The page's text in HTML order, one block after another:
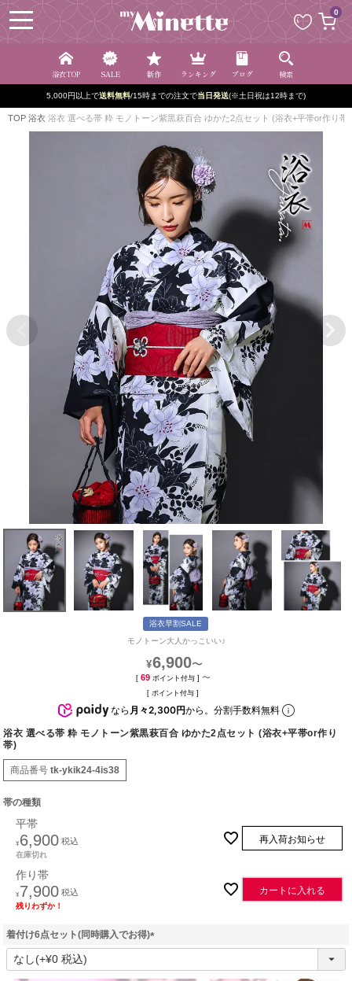
0
浴衣TOP SALE 新作 ランキング ブログ 検索
5,000円以上で送料無料/15時までの注文で当日発送(※土日祝は12時まで)
TOP 浴衣 浴衣 選べる帯 粋 モノトーン紫黒萩百合 ゆかた2点セット (浴衣+平帯or作り帯)
浴衣早割SALE
モノトーン大人かっこいい♪
¥6,900〜
[ 69 ポイント付与 ] 〜
[ ポイント付与 ]
なら 月々2,300円から。分割手数料無料
浴衣 選べる帯 粋 モノトーン紫黒萩百合 ゆかた2点セット (浴衣+平帯or作り
帯)
商品番号 tk-ykik24-4is38
帯の種類
平帯
¥ 6,900 税込
在庫切れ
再入荷お知らせ
作り帯
¥ 7,900 税込
残りわずか！
カートに入れる
着付け6点セット(同時購入でお得)
(
ペー
ジト
ップ